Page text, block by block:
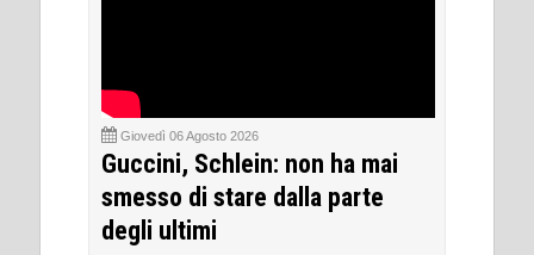
Giovedì 06 Agosto 2026
Guccini, Schlein: non ha mai
smesso di stare dalla parte
degli ultimi